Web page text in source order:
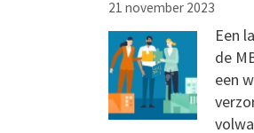
21 november 2023
Een
de
een